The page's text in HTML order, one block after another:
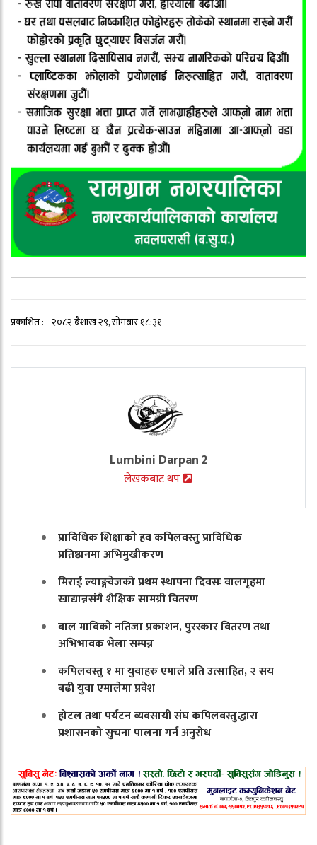
प्रकाशित : २०८२ बैशाख २९, सोमबार १८:३१
Lumbini Darpan 2
लेखकबाट थप
प्राविधिक शिक्षाकाे हव कपिलवस्तु प्राविधिक
प्रतिष्ठानमा अभिमुखीकरण
मिराई ल्याङ्गवेजको प्रथम स्थापना दिवसः वालगृहमा
खाद्यान्नसंगै शैक्षिक सामग्री वितरण
बाल माविको नतिजा प्रकाशन, पुरस्कार वितरण तथा
अभिभावक भेला सम्पन्न
कपिलवस्तु १ मा युवाहरु एमाले प्रति उत्साहित, २ सय
बढी युवा एमालेमा प्रवेश
होटल तथा पर्यटन व्यवसायी संघ कपिलवस्तुद्धारा
प्रशासनको सुचना पालना गर्न अनुरोध